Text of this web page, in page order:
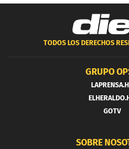
TODOS LOS DERECHOS
GRUPO
GOTV
SOBRE